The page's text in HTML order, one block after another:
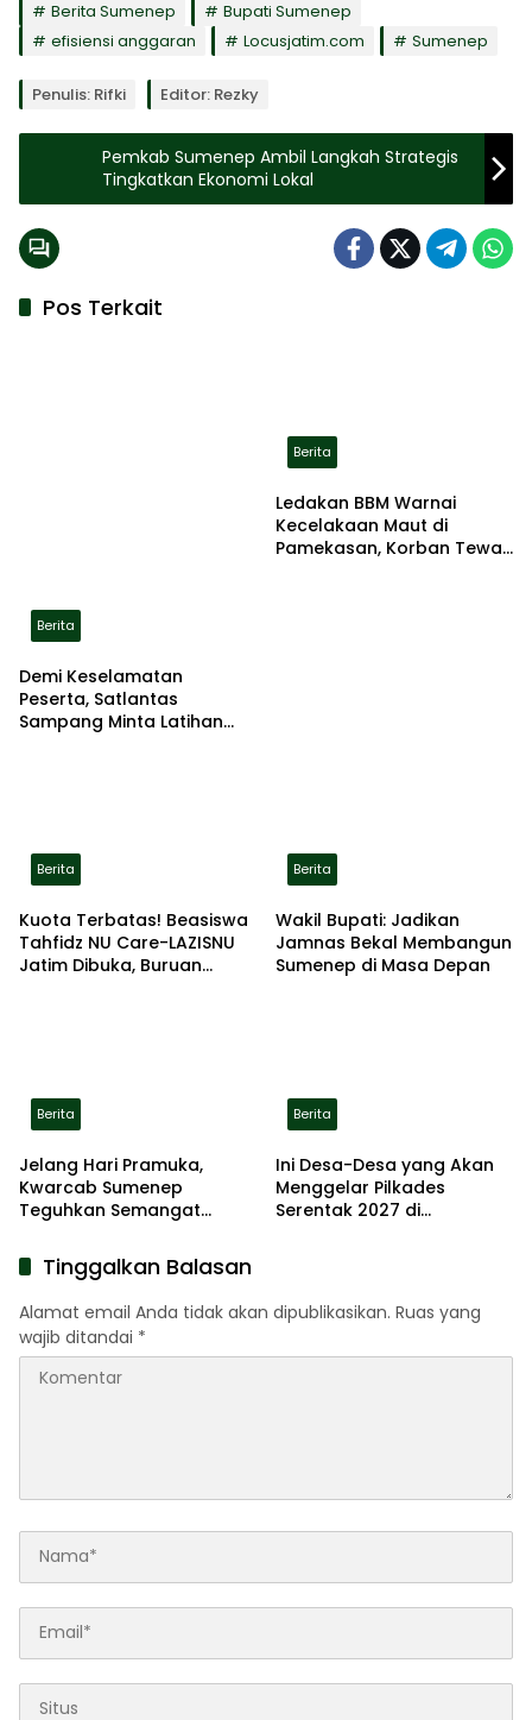
Berita Sumenep
Bupati Sumenep
efisiensi anggaran
Locusjatim.com Sumenep
Penulis: Rifki Editor: Rezky
Pemkab Sumenep Ambil Langkah Strategis
Tingkatkan Ekonomi Lokal
Pos Terkait
Berita
Demi Keselamatan
Peserta, Satlantas
Sampang Minta Latihan
Berita
Ledakan BBM Warnai
Kecelakaan Maut di
Pamekasan, Korban Tewas
Berita
Kuota Terbatas! Beasiswa
Tahfidz NU Care-LAZISNU
Jatim Dibuka, Buruan
Berita
Wakil Bupati: Jadikan
Jamnas Bekal Membangun
Sumenep di Masa Depan
Berita
Jelang Hari Pramuka,
Kwarcab Sumenep
Teguhkan Semangat
Pahlawan
Berita
Ini Desa-Desa yang Akan
Menggelar Pilkades
Serentak 2027 di
Tinggalkan Balasan
Alamat email Anda tidak akan dipublikasikan. Ruas yang
wajib ditandai *